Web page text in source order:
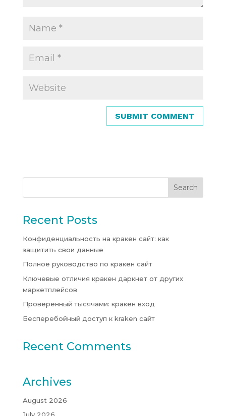
Recent Posts
Конфиденциальность на кракен сайт: как
защитить свои данные
Полное руководство по кракен сайт
Ключевые отличия кракен даркнет от других
маркетплейсов
Проверенный тысячами: кракен вход
Бесперебойный доступ к kraken сайт
Recent Comments
Archives
August 2026